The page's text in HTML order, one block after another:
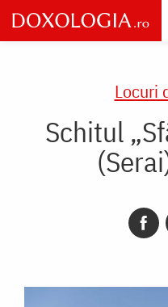
Skip
to
main
Locuri
Schitul